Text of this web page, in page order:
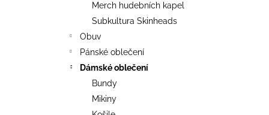
Merch hudebních kapel
Subkultura Skinheads
Obuv
Pánské oblečení
Dámské oblečení
Bundy
Mikiny